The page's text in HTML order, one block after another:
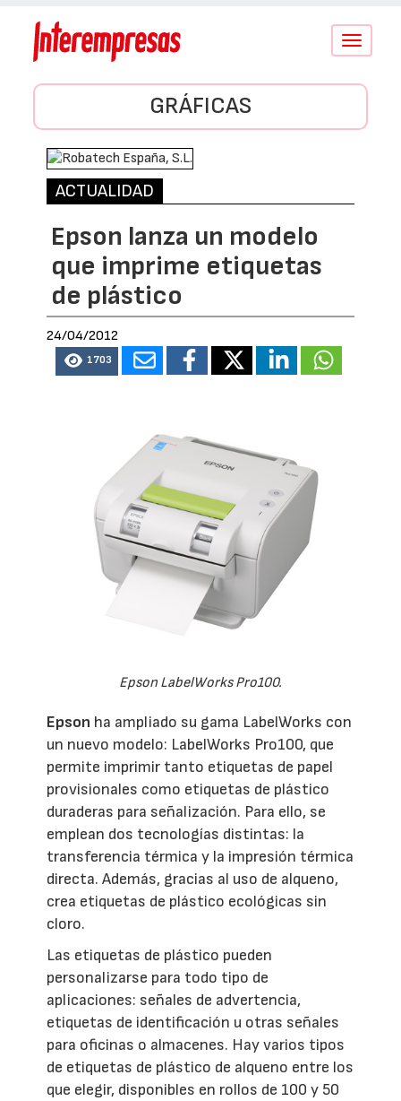
Conmutar
GRÁFICAS
ACTUALIDAD
Epson lanza un modelo
que imprime etiquetas
de plástico
24/04/2012
1703
Epson LabelWorks Pro100.
Epson ha ampliado su gama LabelWorks con
un nuevo modelo: LabelWorks Pro100, que
permite imprimir tanto etiquetas de papel
provisionales como etiquetas de plástico
duraderas para señalización. Para ello, se
emplean dos tecnologías distintas: la
transferencia térmica y la impresión térmica
directa. Además, gracias al uso de alqueno,
crea etiquetas de plástico ecológicas sin
cloro.
Las etiquetas de plástico pueden
personalizarse para todo tipo de
aplicaciones: señales de advertencia,
etiquetas de identificación u otras señales
para oficinas o almacenes. Hay varios tipos
de etiquetas de plástico de alqueno entre los
que elegir, disponibles en rollos de 100 y 50